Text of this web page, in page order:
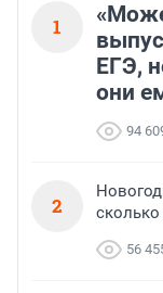
1
ЕГЭ,
они
94
2
56